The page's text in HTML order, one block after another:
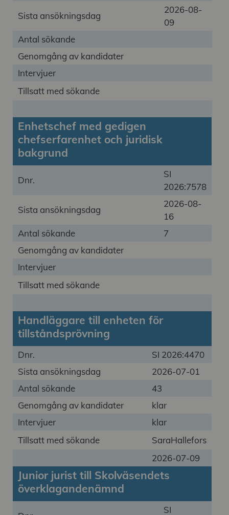
Sista ansökningsdag
2026-08-
09
Antal sökande
Genomgång av kandidater
Intervjuer
Tillsatt med sökande
Enhetschef med gedigen
chefserfarenhet och juridisk
bakgrund
Dnr.
SI
2026:7578
Sista ansökningsdag
2026-08-
16
Antal sökande
7
Genomgång av kandidater
Intervjuer
Tillsatt med sökande
Handläggare till enheten för
tillståndsprövning
Dnr.
SI 2026:4470
Sista ansökningsdag
2026-07-01
Antal sökande
43
Genomgång av kandidater
klar
Intervjuer
klar
Tillsatt med sökande
SaraHallefors
2026-07-09
Junior jurist till Skolväsendets
överklagandenämnd
SI